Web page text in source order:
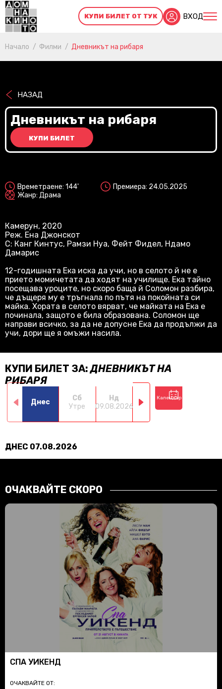
КУПИ БИЛЕТ ОТ ТУК ВХОД
Начало Филми Дневникът на рибаря
НАЗАД
Дневникът на рибаря
КУПИ БИЛЕТ
Времетраене: 144'
Премиера: 24.05.2025
Жанр: Драма
Камерун, 2020
Реж. Ена Джонскот
С: Канг Кинтус, Рамзи Нуа, Фейт Фидел, Ндамо
Дамарис
12-годишната Ека иска да учи, но в селото й не е
прието момичетата да ходят на училище. Ека тайно
посещава уроците, но скоро баща й Соломон разбира,
че дъщеря му е тръгнала по пътя на покойната си
майка. Хората в селото вярват, че майката на Ека е
починала, защото е била образована. Соломон ще
направи всичко, за да не допусне Ека да продължи да
учи, дори ще я омъжи насила.
КУПИ БИЛЕТ ЗА:ДНЕВНИКЪТ НА
РИБАРЯ
Днес
Сб
Утре
Нд
09.08.202610.08.2026
11.08.2026
Календар
ДНЕС 07.08.2026
ОЧАКВАЙТЕ СКОРО
СПА УИКЕНД
ОЧАКВАЙТЕ ОТ: